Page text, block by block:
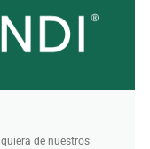
de nuestros